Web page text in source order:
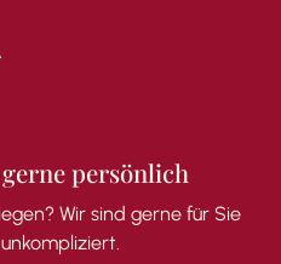
gernepersönlich
Wir sind gerne für Sie
unkompliziert.